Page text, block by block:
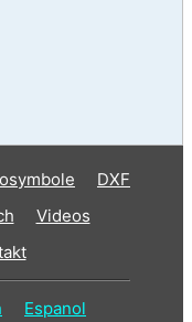
DXF
Videos
Espanol